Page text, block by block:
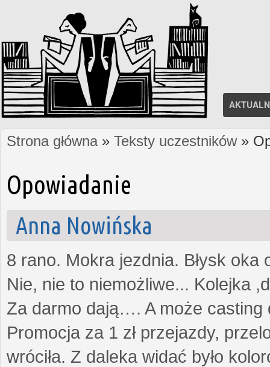
Jesteś tutaj
Strona główna» Teksty uczestników»
Opowiadanie
Anna Nowińska
8 rano. Mokra jezdnia. Błysk oka
Nie, nie to niemożliwe... Kolejka
Za darmo dają…. A może casting
Promocja za 1 zł przejazdy,
wróciła. Z daleka widać było